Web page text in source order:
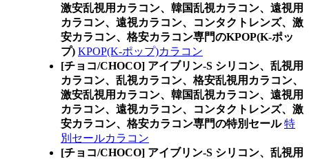
激安乱視用カラコン、韓国乱視カラコン、遠視用
カラコン、遠視カラコン、コンタクトレンズ、激
安カラコン、格安カラコン専門のKPOP(K-ポッ
プ) KPOP(K-ポップ)カラコン
[チョコ/CHOCO] アイブリン-S シリコン、乱視用
カラコン、乱視カラコン、格安乱視用カラコン、
激安乱視用カラコン、韓国乱視カラコン、遠視用
カラコン、遠視カラコン、コンタクトレンズ、激
安カラコン、格安カラコン専門の特別セール 特
別セールカラコン
[チョコ/CHOCO] アイブリン-S シリコン、乱視用